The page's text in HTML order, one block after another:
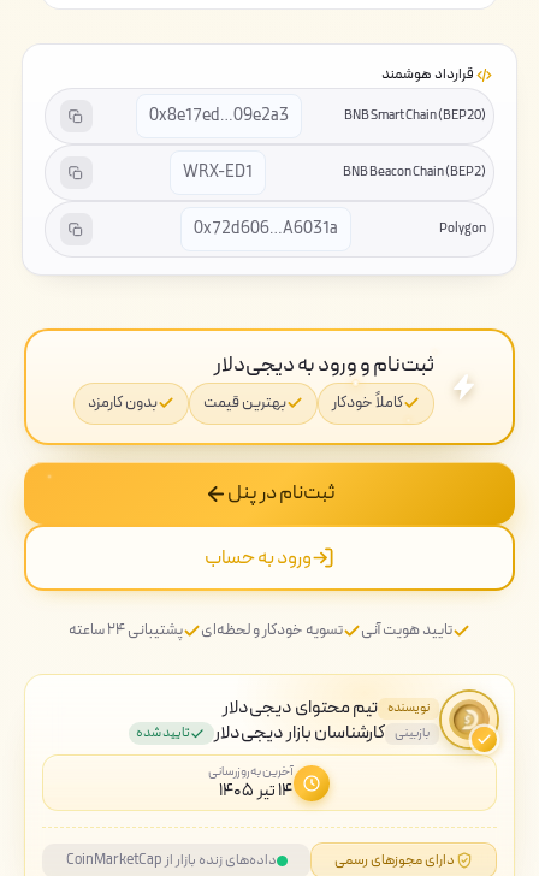
قرارداد هوشمند
BNB Smart Chain (BEP20)
0x8e17ed…09e2a3
BNB Beacon Chain (BEP2)
WRX-ED1
Polygon
0x72d606…A6031a
ثبت‌نام و ورود به دیجی‌دلار
کاملاً خودکار بهترین قیمت بدون کارمزد
ثبت‌نام در پنل
ورود به حساب
تایید هویت آنی تسویه خودکار و لحظه‌ای پشتیبانی ۲۴ ساعته
نویسنده تیم محتوای دیجی‌دلار
بازبینی کارشناسان بازار دیجی‌دلار تایید شده
آخرین به‌روزرسانی
۱۴ تیر ۱۴۰۵
دارای مجوزهای رسمی داده‌های زنده بازار از CoinMarketCap